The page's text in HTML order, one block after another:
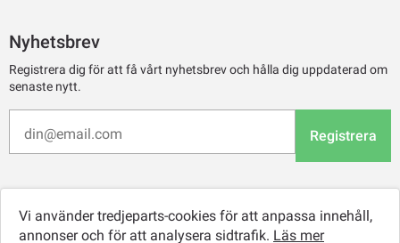
Nyhetsbrev
Registrera dig för att få vårt nyhetsbrev och hålla dig uppdaterad om
senaste nytt.
Registrera
Vi använder tredjeparts-cookies för att anpassa innehåll,
annonser och för att analysera sidtrafik. Läs mer